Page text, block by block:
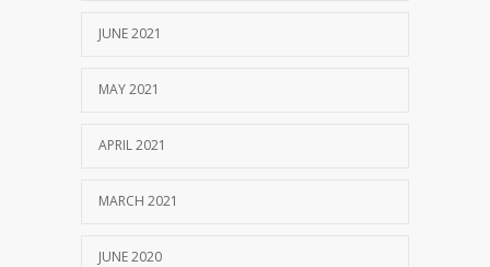
JUNE 2021
MAY 2021
APRIL 2021
MARCH 2021
JUNE 2020